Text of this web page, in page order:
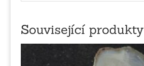
Související produkty